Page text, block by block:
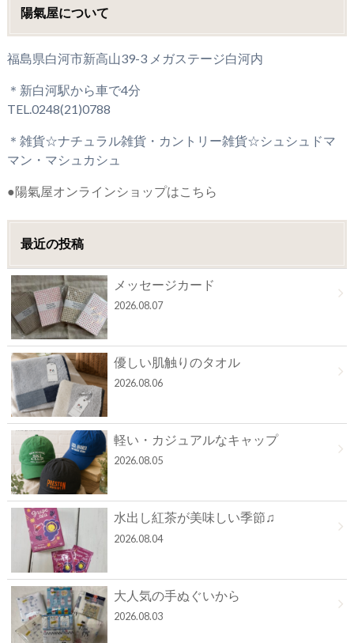
陽氣屋について
福島県白河市新高山39-3 メガステージ白河内
＊新白河駅から車で4分
TEL.0248(21)0788
＊雑貨☆ナチュラル雑貨・カントリー雑貨☆シュシュドマ
マン・マシュカシュ
●陽氣屋オンラインショップはこちら
最近の投稿
メッセージカード
2026.08.07
優しい肌触りのタオル
2026.08.06
軽い・カジュアルなキャップ
2026.08.05
水出し紅茶が美味しい季節♫
2026.08.04
大人気の手ぬぐいから
2026.08.03